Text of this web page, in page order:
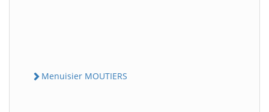
Menuisier MOUTIERS